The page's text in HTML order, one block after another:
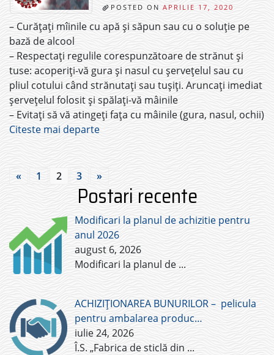
POSTED ON APRILIE 17, 2020
– Curățați mîinile cu apă și săpun sau cu o soluție pe
bază de alcool
– Respectați regulile corespunzătoare de strănut și
tuse: acoperiți-vă gura și nasul cu șervețelul sau cu
pliul cotului când strănutați sau tușiți. Aruncați imediat
șervețelul folosit și spălați-vă mâinile
– Evitați să vă atingeți fața cu mâinile (gura, nasul, ochii)
Citeste mai departe
« 1 2 3 »
Postari recente
Modificari la planul de achizitie pentru
anul 2026
august 6, 2026
Modificari la planul de ...
ACHIZIȚIONAREA BUNURILOR – pelicula
pentru ambalarea produc…
iulie 24, 2026
Î.S. „Fabrica de sticlă din ...